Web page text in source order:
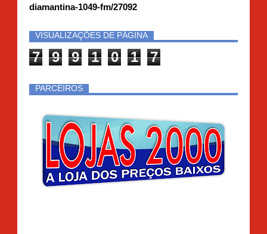
diamantina-1049-fm/27092
VISUALIZAÇÕES DE PÁGINA
7 9 9 1 0 1 7
PARCEIROS